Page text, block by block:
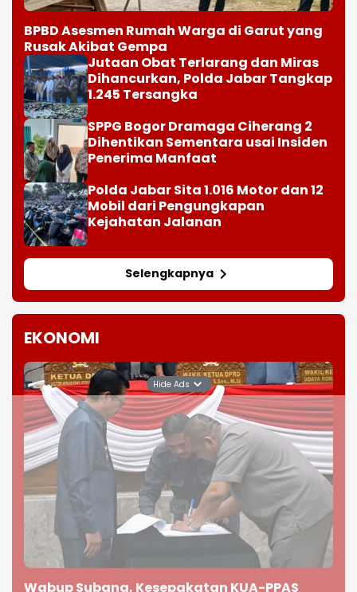
BPBD Asesmen Rumah Warga di Garut yang
Rusak Akibat Gempa
Jutaan Obat Terlarang dan Miras
Dihancurkan, Polda Jabar Tangkap
1.245 Tersangka
SPPG Bogor Dramaga Ciherang 2
Dihentikan Sementara usai Insiden
Penerima Manfaat
Polda Jabar Sita 1.016 Motor dan 12
Mobil dari Pengungkapan
Kejahatan Jalanan
Selengkapnya
EKONOMI
Wabup Subang, Kesepakatan KUA-PPAS
Hide Ads